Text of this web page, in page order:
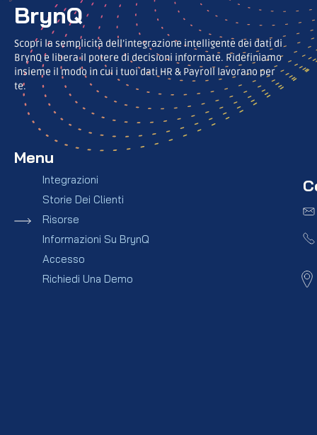
BrynQ
Scopri la semplicità dell’integrazione intelligente dei dati di
BrynQ e libera il potere di decisioni informate. Ridefiniamo
insieme il modo in cui i tuoi dati HR & Payroll lavorano per
te.
Menu
Integrazioni
Storie Dei Clienti
Risorse
Informazioni Su BrynQ
Accesso
Richiedi Una Demo